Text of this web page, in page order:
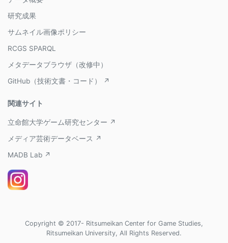
研究成果
サムネイル画像ポリシー
RCGS SPARQL
メタデータブラウザ（改修中）
GitHub（技術文書・コード） ↗
関連サイト
立命館大学ゲーム研究センター ↗
メディア芸術データベース ↗
MADB Lab ↗
Copyright © 2017- Ritsumeikan Center for Game Studies,
Ritsumeikan University, All Rights Reserved.